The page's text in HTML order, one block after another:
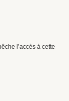
l’accès à cette